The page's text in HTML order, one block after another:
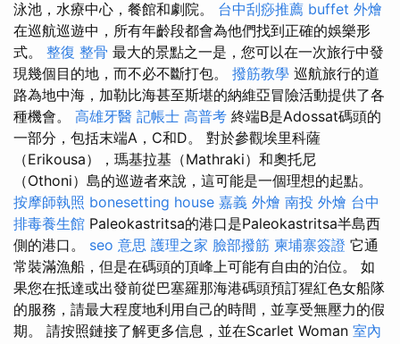
泳池，水療中心，餐館和劇院。 台中刮痧推薦 buffet 外燴
在巡航巡遊中，所有年齡段都會為他們找到正確的娛樂形
式。 整復 整骨 最大的景點之一是，您可以在一次旅行中發
現幾個目的地，而不必不斷打包。 撥筋教學 巡航旅行的道
路為地中海，加勒比海甚至斯堪的納維亞冒險活動提供了各
種機會。 高雄牙醫 記帳士 高普考 終端B是Adossat碼頭的
一部分，包括末端A，C和D。 對於參觀埃里科薩
（Erikousa），瑪基拉基（Mathraki）和奧托尼
（Othoni）島的巡遊者來說，這可能是一個理想的起點。
按摩師執照 bonesetting house 嘉義 外燴 南投 外燴 台中
排毒養生館 Paleokastritsa的港口是Paleokastritsa半島西
側的港口。 seo 意思 護理之家 臉部撥筋 柬埔寨簽證 它通
常裝滿漁船，但是在碼頭的頂峰上可能有自由的泊位。 如
果您在抵達或出發前從巴塞羅那海港碼頭預訂猩紅色女船隊
的服務，請最大程度地利用自己的時間，並享受無壓力的假
期。 請按照鏈接了解更多信息，並在Scarlet Woman 室內